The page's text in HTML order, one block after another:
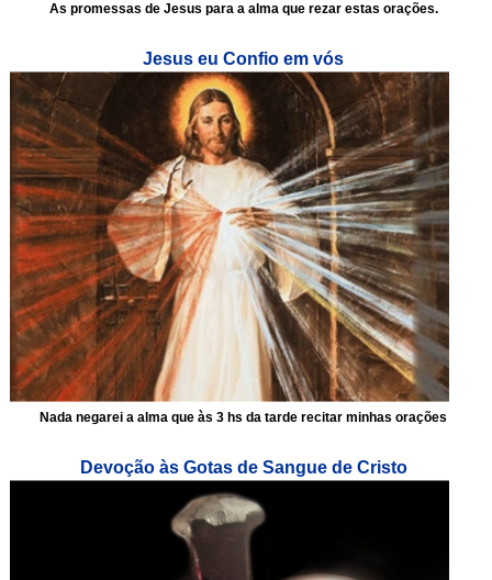
As promessas de Jesus para a alma que rezar estas orações.
Jesus eu Confio em vós
Nada negarei a alma que às 3 hs da tarde recitar minhas orações
Devoção às Gotas de Sangue de Cristo